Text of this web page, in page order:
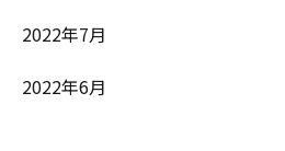
2022年7月
2022年6月